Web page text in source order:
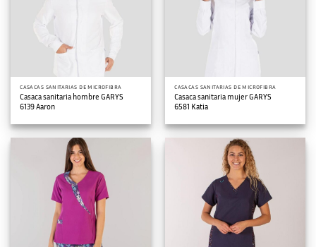
CASACAS SANITARIAS DE MICROFIBRA
Casaca sanitaria hombre GARYS
6139 Aaron
CASACAS SANITARIAS DE MICROFIBRA
Casaca sanitaria mujer GARYS
6581 Katia